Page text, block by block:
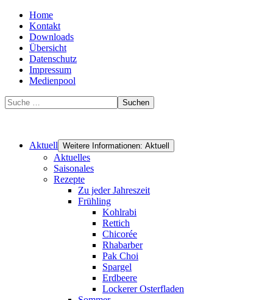
Home
Kontakt
Downloads
Übersicht
Datenschutz
Impressum
Medienpool
Suchen
Aktuell Weitere Informationen: Aktuell
Aktuelles
Saisonales
Rezepte
Zu jeder Jahreszeit
Frühling
Kohlrabi
Rettich
Chicorée
Rhabarber
Pak Choi
Spargel
Erdbeere
Lockerer Osterfladen